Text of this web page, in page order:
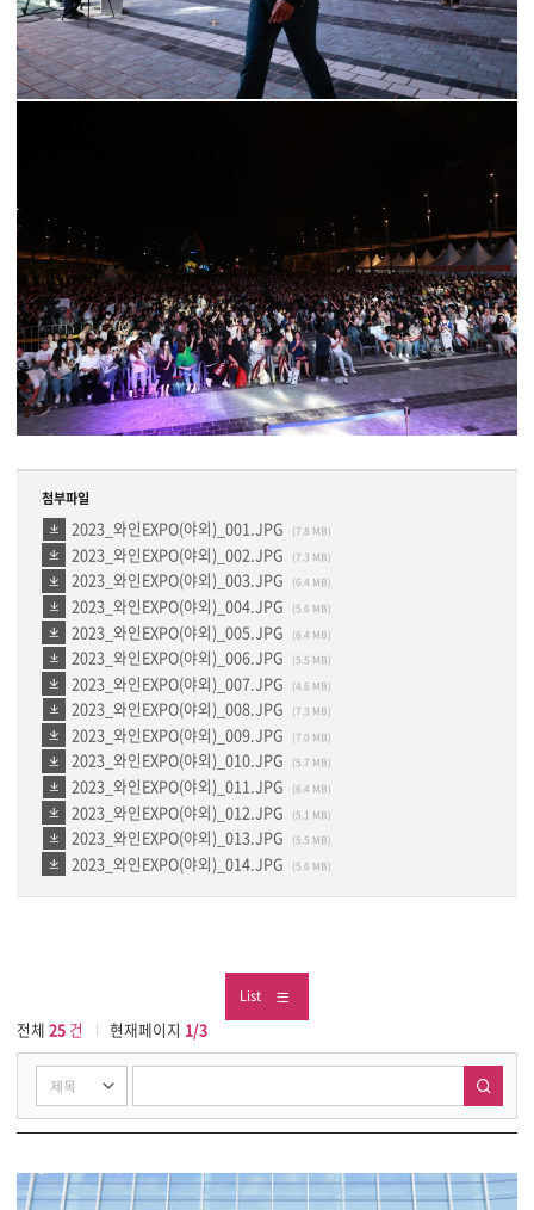
첨부파일
2023_와인EXPO(야외)_001.JPG (7.8 MB)
2023_와인EXPO(야외)_002.JPG (7.3 MB)
2023_와인EXPO(야외)_003.JPG (6.4 MB)
2023_와인EXPO(야외)_004.JPG (5.6 MB)
2023_와인EXPO(야외)_005.JPG (6.4 MB)
2023_와인EXPO(야외)_006.JPG (5.5 MB)
2023_와인EXPO(야외)_007.JPG (4.6 MB)
2023_와인EXPO(야외)_008.JPG (7.3 MB)
2023_와인EXPO(야외)_009.JPG (7.0 MB)
2023_와인EXPO(야외)_010.JPG (5.7 MB)
2023_와인EXPO(야외)_011.JPG (6.4 MB)
2023_와인EXPO(야외)_012.JPG (5.1 MB)
2023_와인EXPO(야외)_013.JPG (5.5 MB)
2023_와인EXPO(야외)_014.JPG (5.6 MB)
List
전체 25 건 현재페이지 1/3